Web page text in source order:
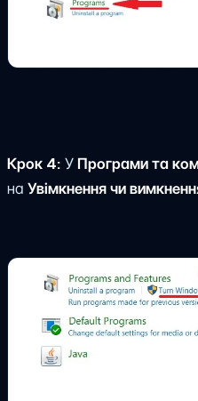
Крок 4: У Програми та
на Увімкнення чи